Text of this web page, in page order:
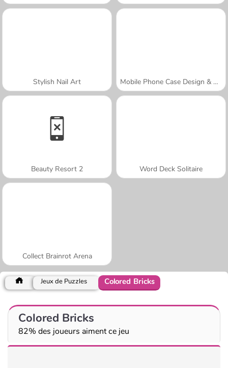
Stylish Nail Art Mobile Phone Case Design & DIY
Beauty Resort 2 Word Deck Solitaire
Collect Brainrot Arena
Jeux de Puzzles Colored Bricks
Colored Bricks
82% des joueurs aiment ce jeu